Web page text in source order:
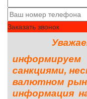
Заказать звонок
санкциями,
валютном
информация